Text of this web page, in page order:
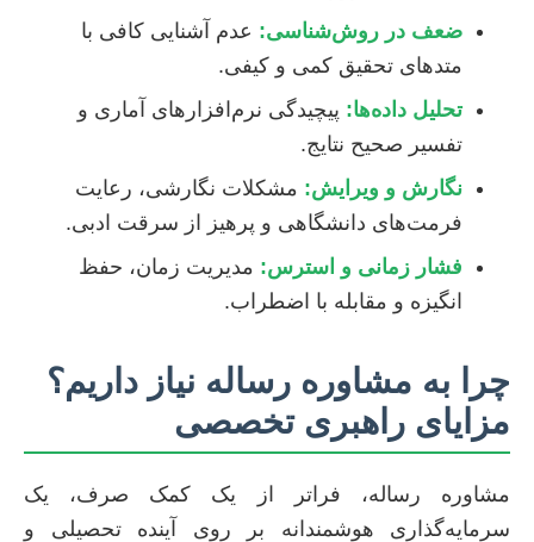
ضعف در روش‌شناسی: عدم آشنایی کافی با
متدهای تحقیق کمی و کیفی.
تحلیل داده‌ها: پیچیدگی نرم‌افزارهای آماری و
تفسیر صحیح نتایج.
نگارش و ویرایش: مشکلات نگارشی، رعایت
فرمت‌های دانشگاهی و پرهیز از سرقت ادبی.
فشار زمانی و استرس: مدیریت زمان، حفظ
انگیزه و مقابله با اضطراب.
چرا به مشاوره رساله نیاز داریم؟
مزایای راهبری تخصصی
مشاوره رساله، فراتر از یک کمک صرف، یک
سرمایه‌گذاری هوشمندانه بر روی آینده تحصیلی و